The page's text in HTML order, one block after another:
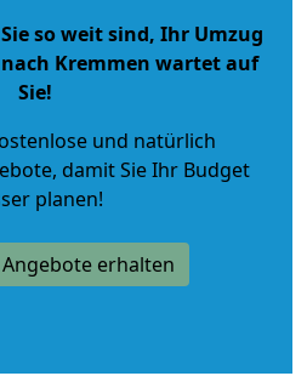
so weit sind, Ihr Umzug
Kremmen wartet auf
Sie!
und natürlich
, damit Sie Ihr Budget
planen!
erhalten